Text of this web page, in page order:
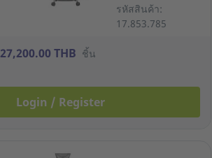
รหัสสินค้า:
17.853.785
27,200.00 THB ชิ้น
Login / Register